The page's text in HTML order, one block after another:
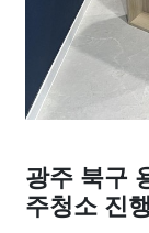
광주 북구
주청소 진